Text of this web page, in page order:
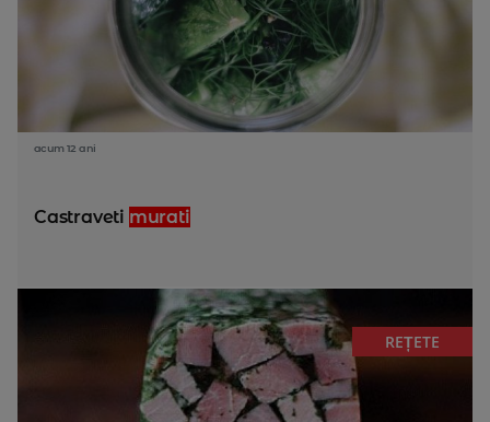
acum 12 ani
Castraveti murati
REȚETE